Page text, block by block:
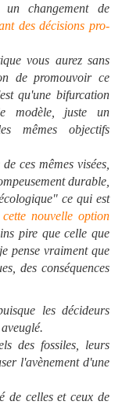
changement de
des décisions pro-
vous aurez sans
de promouvoir ce
qu'une bifurcation
modèle, juste un
mêmes objectifs
ces mêmes visées,
durable,
ce qui est
cette nouvelle option
pire que celle que
pense vraiment que
des conséquences
les décideurs
des fossiles, leurs
l'avènement d'une
de celles et ceux de